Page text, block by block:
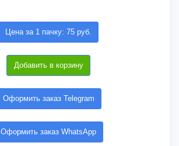
Цена за 1 пачку: 75 руб.
Добавить в корзину
Оформить заказ Telegram
Оформить заказ WhatsApp